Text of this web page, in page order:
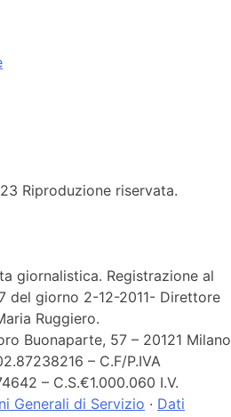
Riproduzione riservata.
giornalistica. Registrazione al
del giorno 2-12-2011- Direttore
Ruggiero.
Buonaparte, 57 – 20121 Milano
– C.F/P.IVA
– C.S.€1.000.060 I.V.
Generali di Servizio · Dati